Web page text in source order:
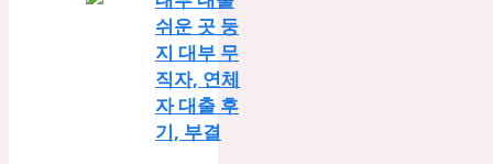
대부 대출
쉬운 곳 둥
지 대부 무
직자, 연체
자 대출 후
기, 부결